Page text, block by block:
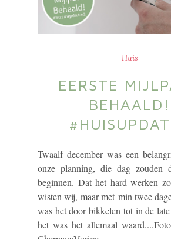
Huis
EERSTE
BEHAALD!
Twaalf december was een
onze planning, die dag zouden
beginnen. Dat het hard werken
wisten wij, maar met min twee
was het door bikkelen tot in de
het was het allemaal